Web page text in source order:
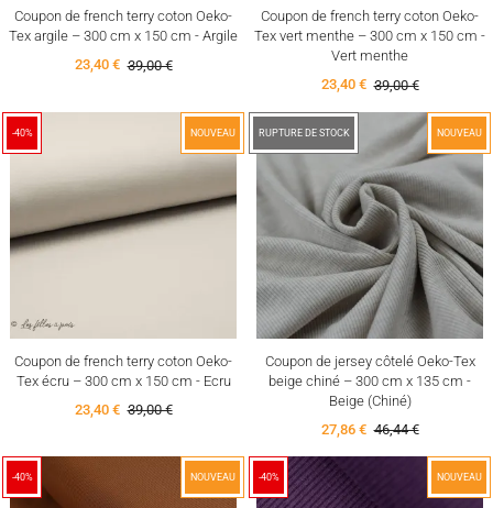
Coupon de french terry coton Oeko-
Tex argile – 300 cm x 150 cm - Argile
23,40 € 39,00 €
Coupon de french terry coton Oeko-
Tex vert menthe – 300 cm x 150 cm -
Vert menthe
23,40 € 39,00 €
-40% NOUVEAU
Coupon de french terry coton Oeko-
Tex écru – 300 cm x 150 cm - Ecru
23,40 € 39,00 €
-40% NOUVEAU
RUPTURE DE STOCK
Coupon de jersey côtelé Oeko-Tex
beige chiné – 300 cm x 135 cm -
Beige (Chiné)
27,86 € 46,44 €
-40% NOUVEAU -40% NOUVEAU